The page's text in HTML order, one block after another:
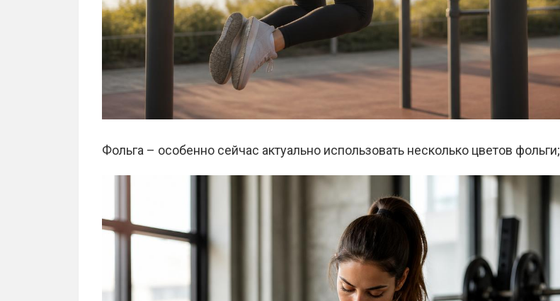
Фольга – особенно сейчас актуально использовать несколько цветов фольги;